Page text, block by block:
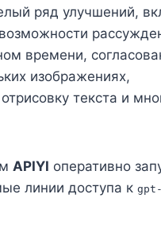
ряд улучшений,
времени,
изображениях,
текста и
APIYI оперативно
линии доступа к